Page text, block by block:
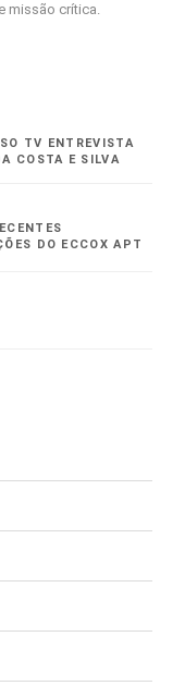
missão crítica.
TV ENTREVISTA
COSTA E SILVA
DO ECCOX APT